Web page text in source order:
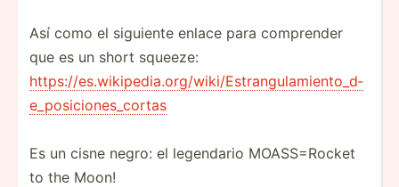
Así como el siguiente enlace para comprender
que es un short squeeze:
https:­//e­s.w­iki­ped­ia.o­rg­/wi­ki/­Est­ran­gul­ami­ent­o_d­
e_p­osi­cio­nes­_cortas
Es un cisne negro: el legendario MOASS=­Rocket
to the Moon!